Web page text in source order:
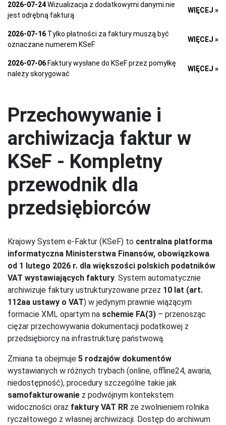
2026-07-24Wizualizacja z dodatkowymi danymi nie
jest odrębną fakturą
WIĘCEJ »
2026-07-16 Tylko płatności za faktury muszą być
oznaczane numerem KSeF
WIĘCEJ »
2026-07-06 Faktury wysłane do KSeF przez pomyłkę
należy skorygować
WIĘCEJ »
Przechowywanie i
archiwizacja faktur w
KSeF - Kompletny
przewodnik dla
przedsiębiorców
Krajowy System e-Faktur (KSeF) to centralna platforma
informatyczna Ministerstwa Finansów, obowiązkowa
od 1 lutego 2026 r. dla większości polskich podatników
VAT wystawiających faktury. System automatycznie
archiwizuje faktury ustrukturyzowane przez 10 lat (art.
112aa ustawy o VAT) w jedynym prawnie wiążącym
formacie XML opartym na schemie FA(3) – przenosząc
ciężar przechowywania dokumentacji podatkowej z
przedsiębiorcy na infrastrukturę państwową.
Zmiana ta obejmuje 5 rodzajów dokumentów
wystawianych w różnych trybach (online, offline24, awaria,
niedostępność), procedury szczególne takie jak
samofakturowanie z podwójnym kontekstem
widoczności oraz faktury VAT RR ze zwolnieniem rolnika
ryczałtowego z własnej archiwizacji. Dostęp do archiwum